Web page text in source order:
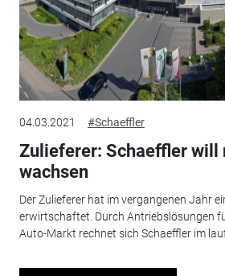
04.03.2021 #Schaeffler
Zulieferer: Schaeffler will
wachsen
Der Zulieferer hat im vergangenen Jahr
erwirtschaftet. Durch Antriebslösungen
Auto-Markt rechnet sich Schaeffler im